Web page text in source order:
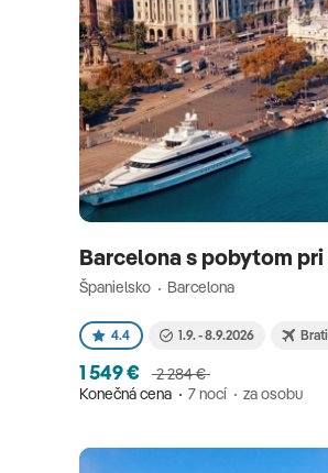
Barcelona s pobytom
Španielsko Barcelona
4.4 1.9. - 8.9.2026
1 549 €
2 284 €
Konečná cena
7 nocí za osobu